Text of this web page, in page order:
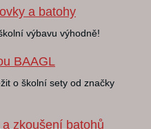
a batohy
výbavu výhodně!
BAAGL
o školní sety od značky
zkoušení batohů